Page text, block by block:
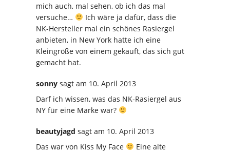
mich auch, mal sehen, ob ich das mal
versuche…
Ich wäre ja dafür, dass die
NK-Hersteller mal ein schönes Rasiergel
anbieten, in New York hatte ich eine
Kleingröße von einem gekauft, das sich gut
gemacht hat.
sonny sagt am 10. April 2013
Darf ich wissen, was das NK-Rasiergel aus
NY für eine Marke war?
beautyjagd sagt am 10. April 2013
Das war von Kiss My Face
Eine alte